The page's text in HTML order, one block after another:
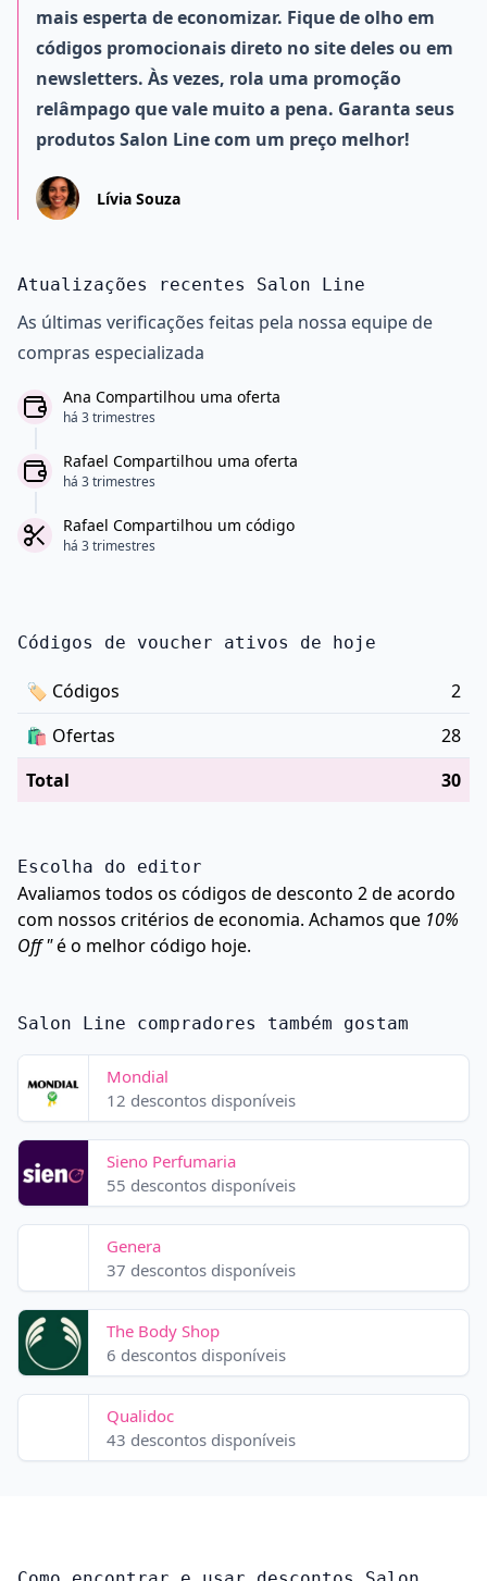
mais esperta de economizar. Fique de olho em
códigos promocionais direto no site deles ou em
newsletters. Às vezes, rola uma promoção
relâmpago que vale muito a pena. Garanta seus
produtos Salon Line com um preço melhor!
Lívia Souza
Atualizações recentes Salon Line
As últimas verificações feitas pela nossa equipe de
compras especializada
Ana Compartilhou uma oferta
há 3 trimestres
Rafael Compartilhou uma oferta
há 3 trimestres
Rafael Compartilhou um código
há 3 trimestres
Códigos de voucher ativos de hoje
🏷 Códigos
2
🛍️ Ofertas
28
Total
30
Escolha do editor
Avaliamos todos os códigos de desconto 2 de acordo
com nossos critérios de economia. Achamos que 10%
Off "é o melhor código hoje.
Salon Line compradores também gostam
Mondial
12 descontos disponíveis
Sieno Perfumaria
55 descontos disponíveis
Genera
37 descontos disponíveis
The Body Shop
6 descontos disponíveis
Qualidoc
43 descontos disponíveis